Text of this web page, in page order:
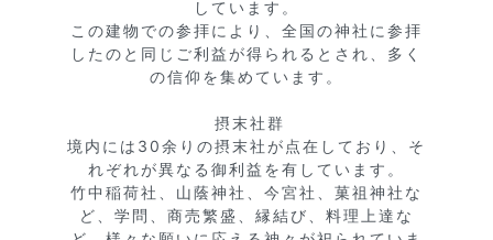
しています。
この建物での参拝により、全国の神社に参拝
したのと同じご利益が得られるとされ、多く
の信仰を集めています。
境内には30余りの摂末社が点在しており、そ
れぞれが異なる御利益を有しています。
竹中稲荷社、山蔭神社、今宮社、菓祖神社な
ど、学問、商売繁盛、縁結び、料理上達な